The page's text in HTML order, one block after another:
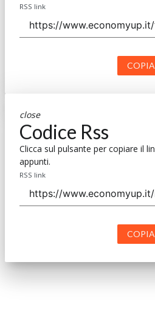
RSS link
close
Codice Rss
Clicca sul pulsante per copiare il
appunti.
RSS link